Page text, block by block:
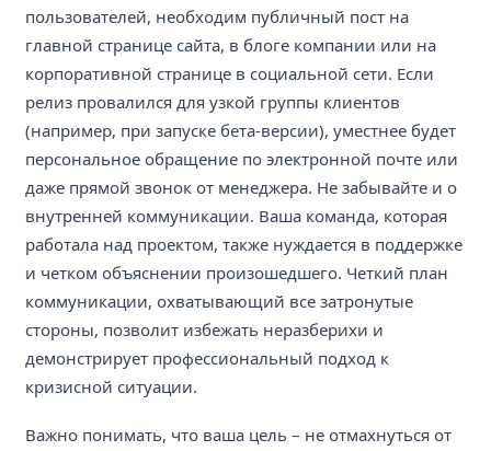
пользователей, необходим публичный пост на
главной странице сайта, в блоге компании или на
корпоративной странице в социальной сети. Если
релиз провалился для узкой группы клиентов
(например, при запуске бета-версии), уместнее будет
персональное обращение по электронной почте или
даже прямой звонок от менеджера. Не забывайте и о
внутренней коммуникации. Ваша команда, которая
работала над проектом, также нуждается в поддержке
и четком объяснении произошедшего. Четкий план
коммуникации, охватывающий все затронутые
стороны, позволит избежать неразберихи и
демонстрирует профессиональный подход к
кризисной ситуации.
Важно понимать, что ваша цель – не отмахнуться от